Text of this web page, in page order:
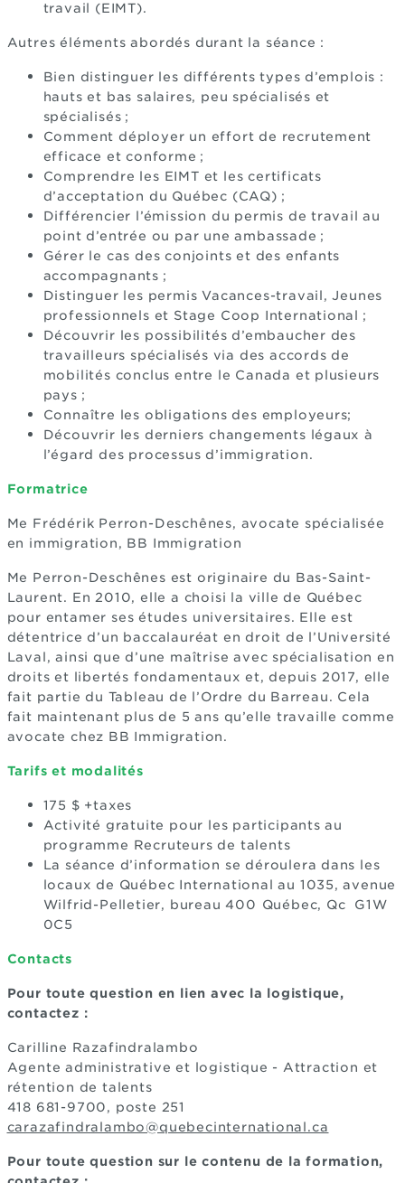
travail (EIMT).
Autres éléments abordés durant la séance :
Bien distinguer les différents types d’emplois :
hauts et bas salaires, peu spécialisés et
spécialisés ;
Comment déployer un effort de recrutement
efficace et conforme ;
Comprendre les EIMT et les certificats
d’acceptation du Québec (CAQ) ;
Différencier l’émission du permis de travail au
point d’entrée ou par une ambassade ;
Gérer le cas des conjoints et des enfants
accompagnants ;
Distinguer les permis Vacances-travail, Jeunes
professionnels et Stage Coop International ;
Découvrir les possibilités d’embaucher des
travailleurs spécialisés via des accords de
mobilités conclus entre le Canada et plusieurs
pays ;
Connaître les obligations des employeurs;
Découvrir les derniers changements légaux à
l’égard des processus d’immigration.
Formatrice
Me Frédérik Perron-Deschênes, avocate spécialisée
en immigration, BB Immigration
Me Perron-Deschênes est originaire du Bas-Saint-
Laurent. En 2010, elle a choisi la ville de Québec
pour entamer ses études universitaires. Elle est
détentrice d’un baccalauréat en droit de l’Université
Laval, ainsi que d’une maîtrise avec spécialisation en
droits et libertés fondamentaux et, depuis 2017, elle
fait partie du Tableau de l’Ordre du Barreau. Cela
fait maintenant plus de 5 ans qu’elle travaille comme
avocate chez BB Immigration.
Tarifs et modalités
175 $ +taxes
Activité gratuite pour les participants au
programme Recruteurs de talents
La séance d’information se déroulera dans les
locaux de Québec International au 1035, avenue
Wilfrid-Pelletier, bureau 400 Québec, Qc G1W
0C5
Contacts
Pour toute question en lien avec la logistique,
contactez :
Carilline Razafindralambo
Agente administrative et logistique - Attraction et
rétention de talents
418 681-9700, poste 251
carazafindralambo@quebecinternational.ca
Pour toute question sur le contenu de la formation,